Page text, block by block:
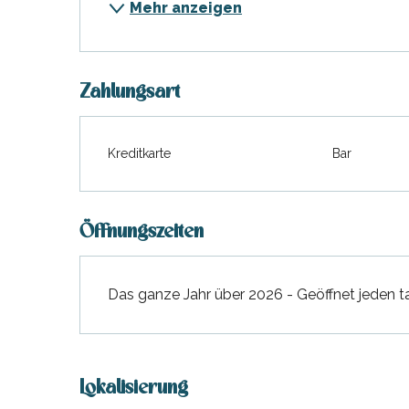
Mehr anzeigen
Zahlungsart
Kreditkarte Bar
Öffnungszeiten
Das ganze Jahr über 2026 - Geöffnet jeden
Lokalisierung